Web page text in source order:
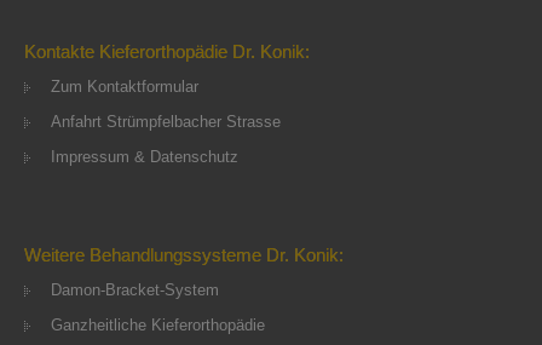
Kontakte Kieferorthopädie Dr. Konik:
Zum Kontaktformular
Anfahrt Strümpfelbacher Strasse
Impressum & Datenschutz
Weitere Behandlungssysteme Dr. Konik:
Damon-Bracket-System
Ganzheitliche Kieferorthopädie